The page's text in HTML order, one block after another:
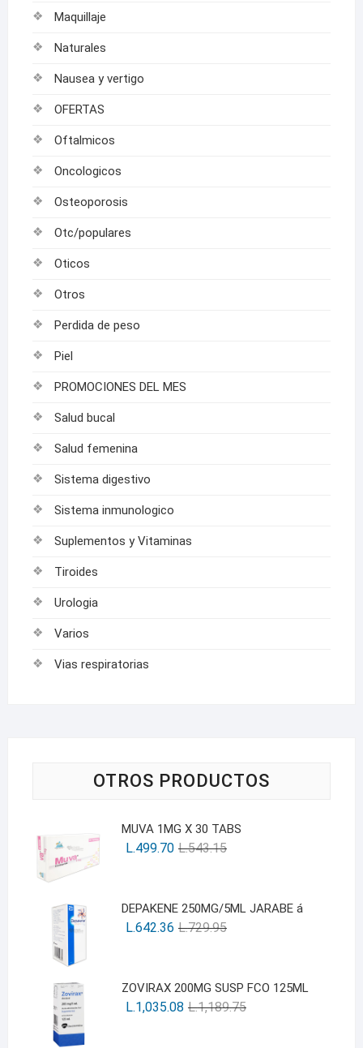
Maquillaje
Naturales
Nausea y vertigo
OFERTAS
Oftalmicos
Oncologicos
Osteoporosis
Otc/populares
Oticos
Otros
Perdida de peso
Piel
PROMOCIONES DEL MES
Salud bucal
Salud femenina
Sistema digestivo
Sistema inmunologico
Suplementos y Vitaminas
Tiroides
Urologia
Varios
Vias respiratorias
OTROS PRODUCTOS
MUVA 1MG X 30 TABS
L.543.15
L.499.70
DEPAKENE 250MG/5ML JARABE á
L.729.95
L.642.36
ZOVIRAX 200MG SUSP FCO 125ML
L.1,189.75
L.1,035.08